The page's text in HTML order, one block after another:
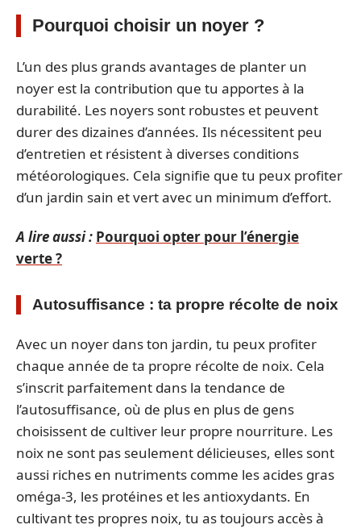
Pourquoi choisir un noyer ?
L’un des plus grands avantages de planter un
noyer est la contribution que tu apportes à la
durabilité. Les noyers sont robustes et peuvent
durer des dizaines d’années. Ils nécessitent peu
d’entretien et résistent à diverses conditions
météorologiques. Cela signifie que tu peux profiter
d’un jardin sain et vert avec un minimum d’effort.
A lire aussi : Pourquoi opter pour l’énergie
verte ?
Autosuffisance : ta propre récolte de noix
Avec un noyer dans ton jardin, tu peux profiter
chaque année de ta propre récolte de noix. Cela
s’inscrit parfaitement dans la tendance de
l’autosuffisance, où de plus en plus de gens
choisissent de cultiver leur propre nourriture. Les
noix ne sont pas seulement délicieuses, elles sont
aussi riches en nutriments comme les acides gras
oméga-3, les protéines et les antioxydants. En
cultivant tes propres noix, tu as toujours accès à